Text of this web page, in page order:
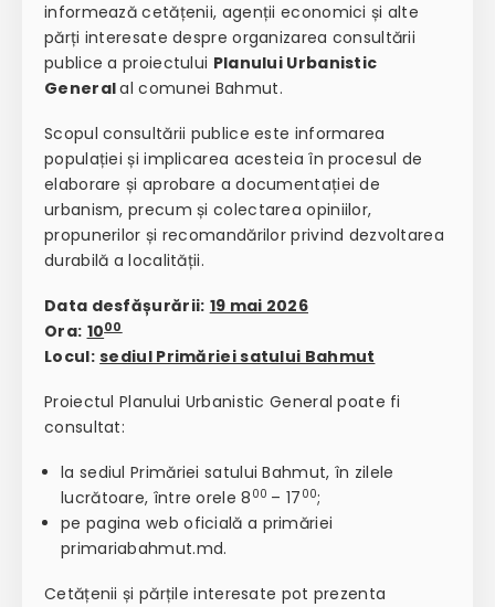
informează cetățenii, agenții economici și alte
părți interesate despre organizarea consultării
publice a proiectului Planului Urbanistic
Generalal comunei Bahmut.
Scopul consultării publice este informarea
populației și implicarea acesteia în procesul de
elaborare și aprobare a documentației de
urbanism, precum și colectarea opiniilor,
propunerilor și recomandărilor privind dezvoltarea
durabilă a localității.
Data desfășurării: 19 mai 2026
Ora: 1000
Locul: sediul Primăriei satului Bahmut
Proiectul Planului Urbanistic General poate fi
consultat:
la sediul Primăriei satului Bahmut, în zilele
lucrătoare, între orele 8 00 – 17 00;
pe pagina web oficială a primăriei
primariabahmut.md.
Cetățenii și părțile interesate pot prezenta